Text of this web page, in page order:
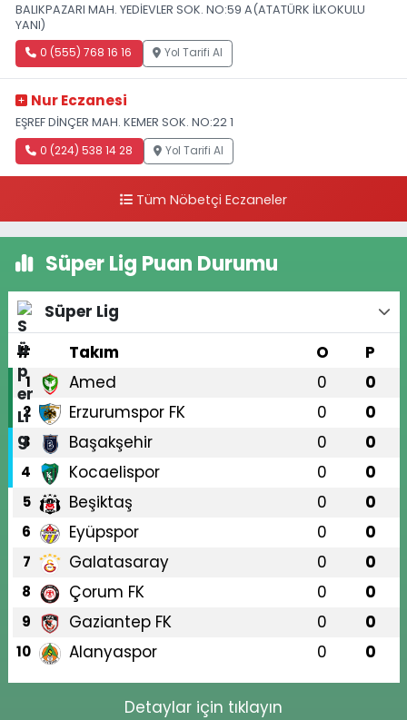
BALIKPAZARI MAH. YEDİEVLER SOK. NO:59 A(ATATÜRK İLKOKULU
YANI)
0 (555) 768 16 16 Yol Tarifi Al
Nur Eczanesi
EŞREF DİNÇER MAH. KEMER SOK. NO:22 1
0 (224) 538 14 28 Yol Tarifi Al
Tüm Nöbetçi Eczaneler
Süper Lig Puan Durumu
Süper Lig
#
Takım O P
1 Amed 0 0
2 Erzurumspor FK 0 0
3 Başakşehir 0 0
4 Kocaelispor 0 0
5 Beşiktaş 0 0
6 Eyüpspor 0 0
7 Galatasaray 0 0
8 Çorum FK 0 0
9 Gaziantep FK 0 0
10 Alanyaspor 0 0
Detaylar için tıklayın